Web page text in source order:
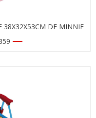
38X32X53CM DE MINNIE